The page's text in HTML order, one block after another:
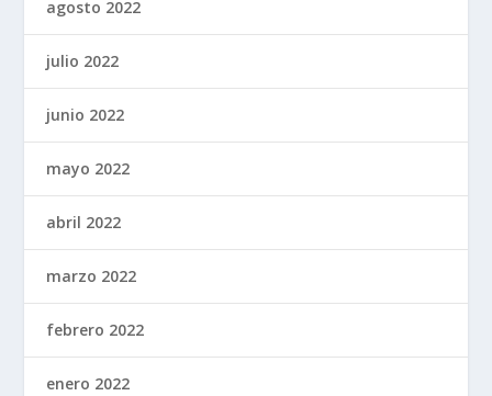
agosto 2022
julio 2022
junio 2022
mayo 2022
abril 2022
marzo 2022
febrero 2022
enero 2022